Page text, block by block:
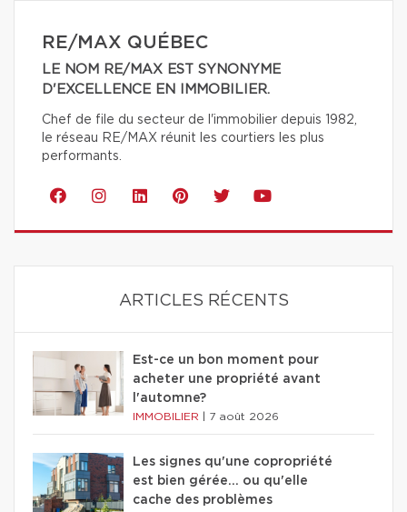
RE/MAX QUÉBEC
LE NOM RE/MAX EST SYNONYME
D'EXCELLENCE EN IMMOBILIER.
Chef de file du secteur de l'immobilier depuis 1982,
le réseau RE/MAX réunit les courtiers les plus
performants.
ARTICLES RÉCENTS
Est-ce un bon moment pour
acheter une propriété avant
l'automne?
IMMOBILIER 7 août 2026
Les signes qu'une copropriété
est bien gérée… ou qu'elle
cache des problèmes